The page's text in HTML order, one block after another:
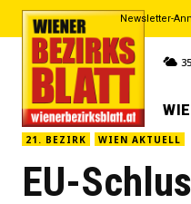
Newsletter-
35
21. BEZIRK WIEN AKTUELL
EU-